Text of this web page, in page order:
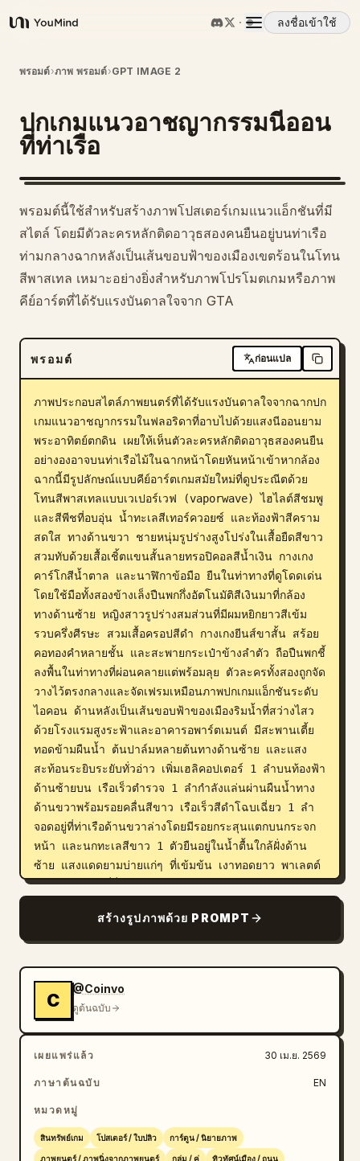
YouMind
ลงชื่อเข้าใช้
ภาพรวม
กรณีการใช้งาน
ทักษะ
พรอมต์
ราคา
บล็อก
อัปเดต
พรอมต์›ภาพ พรอมต์›GPT IMAGE 2
ปกเกมแนวอาชญากรรมนีออน
ที่ท่าเรือ
พรอมต์นี้ใช้สำหรับสร้างภาพโปสเตอร์เกมแนวแอ็กชันที่มี
สไตล์ โดยมีตัวละครหลักติดอาวุธสองคนยืนอยู่บนท่าเรือ
ท่ามกลางฉากหลังเป็นเส้นขอบฟ้าของเมืองเขตร้อนในโทน
สีพาสเทล เหมาะอย่างยิ่งสำหรับภาพโปรโมตเกมหรือภาพ
คีย์อาร์ตที่ได้รับแรงบันดาลใจจาก GTA
พรอมต์ ก่อนแปล
ภาพประกอบสไตล์ภาพยนตร์ที่ได้รับแรงบันดาลใจจากฉากปก
เกมแนวอาชญากรรมในฟลอริดาที่อาบไปด้วยแสงนีออนยาม
พระอาทิตย์ตกดิน เผยให้เห็นตัวละครหลักติดอาวุธสองคนยืน
อย่างองอาจบนท่าเรือไม้ในฉากหน้าโดยหันหน้าเข้าหากล้อง
ฉากนี้มีรูปลักษณ์แบบคีย์อาร์ตเกมสมัยใหม่ที่ดูประณีตด้วย
โทนสีพาสเทลแบบเวเปอร์เวฟ (vaporwave) ไฮไลต์สีชมพู
และสีพีชที่อบอุ่น น้ำทะเลสีเทอร์ควอยซ์ และท้องฟ้าสีคราม
สดใส ทางด้านขวา ชายหนุ่มรูปร่างสูงโปร่งในเสื้อยืดสีขาว
สวมทับด้วยเสื้อเชิ้ตแขนสั้นลายทรอปิคอลสีน้ำเงิน กางเกง
คาร์โกสีน้ำตาล และนาฬิกาข้อมือ ยืนในท่าทางที่ดูโดดเด่น
โดยใช้มือทั้งสองข้างเล็งปืนพกกึ่งอัตโนมัติสีเงินมาที่กล้อง
ทางด้านซ้าย หญิงสาวรูปร่างสมส่วนที่มีผมหยิกยาวสีเข้ม
รวบครึ่งศีรษะ สวมเสื้อครอปสีดำ กางเกงยีนส์ขาสั้น สร้อย
คอทองคำหลายชั้น และสะพายกระเป๋าข้างลำตัว ถือปืนพกชี้
ลงพื้นในท่าทางที่ผ่อนคลายแต่พร้อมลุย ตัวละครทั้งสองถูกจัด
วางไว้ตรงกลางและจัดเฟรมเหมือนภาพปกเกมแอ็กชันระดับ
ไอคอน ด้านหลังเป็นเส้นขอบฟ้าของเมืองริมน้ำที่สว่างไสว
ด้วยโรงแรมสูงระฟ้าและอาคารอพาร์ตเมนต์ มีสะพานเตี้ย
ทอดข้ามผืนน้ำ ต้นปาล์มหลายต้นทางด้านซ้าย และแสง
สะท้อนระยิบระยับทั่วอ่าว เพิ่มเฮลิคอปเตอร์ 1 ลำบนท้องฟ้า
ด้านซ้ายบน เรือเร็วตำรวจ 1 ลำกำลังแล่นผ่านผืนน้ำทาง
ด้านขวาพร้อมรอยคลื่นสีขาว เรือเร็วสีดำโฉบเฉี่ยว 1 ลำ
จอดอยู่ที่ท่าเรือด้านขวาล่างโดยมีรอยกระสุนแตกบนกระจก
หน้า และนกทะเลสีขาว 1 ตัวยืนอยู่ในน้ำตื้นใกล้ฝั่งด้าน
ซ้าย แสงแดดยามบ่ายแก่ๆ ที่เข้มข้น เงาทอดยาว พาเลตต์
สีเรโทรไมอามีที่อิ่มตัว สไตล์ภาพวาดดิจิทัลแบบเซลเฉด
กชันที่น่าตื่นตา เส้นสายที่สะอาดตา สภาพแวดล้อมที่มีราย
ละเอียดสูง และการจัดเฟรมแบบไวด์สกรีน 16:9
สร้างรูปภาพด้วย PROMPT
C
@Coinvo
ดูต้นฉบับ
เผยแพร่แล้ว 30 เม.ย. 2569
ภาษาต้นฉบับ EN
หมวดหมู่
สินทรัพย์เกม โปสเตอร์ / ใบปลิว การ์ตูน / นิยายภาพ
ภาพยนตร์ / ภาพนิ่งจากภาพยนตร์ กลุ่ม / คู่ ทิวทัศน์เมือง / ถนน